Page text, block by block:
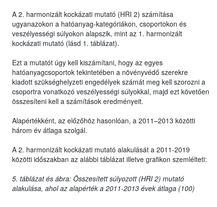
A 2. harmonizált kockázati mutató (HRI 2) számítása
ugyanazokon a hatóanyag-kategóriákon, csoportokon és
veszélyességi súlyokon alapszik, mint az 1. harmonizált
kockázati mutató (lásd 1. táblázat).
Ezt a mutatót úgy kell kiszámítani, hogy az egyes
hatóanyagcsoportok tekintetében a növényvédő szerekre
kiadott szükséghelyzeti engedélyek számát meg kell szorozni a
csoportra vonatkozó veszélyességi súlyokkal, majd ezt követően
összesíteni kell a számítások eredményeit.
Alapértékként, az előzőhöz hasonlóan, a 2011–2013 közötti
három év átlaga szolgál.
A 2. harmonizált kockázati mutató alakulását a 2011-2019
közötti időszakban az alábbi táblázat illetve grafikon szemlélteti:
5. táblázat és ábra: Összesített súlyozott (HRI 2) mutató
alakulása, ahol az alapérték a 2011-2013 évek átlaga (100)